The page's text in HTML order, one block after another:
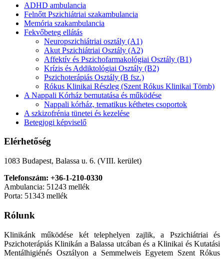
ADHD ambulancia
Felnőtt Pszichiátriai szakambulancia
Memória szakambulancia
Fekvőbeteg ellátás
Neuropszichiátriai osztály (A1)
Akut Pszichiátriai Osztály (A2)
Affektív és Pszichofarmakológiai Osztály (B1)
Krízis és Addiktológiai Osztály (B2)
Pszichoterápiás Osztály (B fsz.)
Rókus Klinikai Részleg (Szent Rókus Klinikai Tömb)
A Nappali Kórház bemutatása és működése
Nappali kórház, tematikus kéthetes csoportok
A szkizofrénia tünetei és kezelése
Betegjogi képviselő
Elérhetőség
1083 Budapest, Balassa u. 6. (VIII. kerület)
Telefonszám: +36-1-210-0330
Ambulancia: 51243 mellék
Porta: 51343 mellék
Rólunk
Klinikánk működése két telephelyen zajlik, a Pszichiátriai és
Pszichoterápiás Klinikán a Balassa utcában és a Klinikai és Kutatási
Mentálhigiénés Osztályon a Semmelweis Egyetem Szent Rókus